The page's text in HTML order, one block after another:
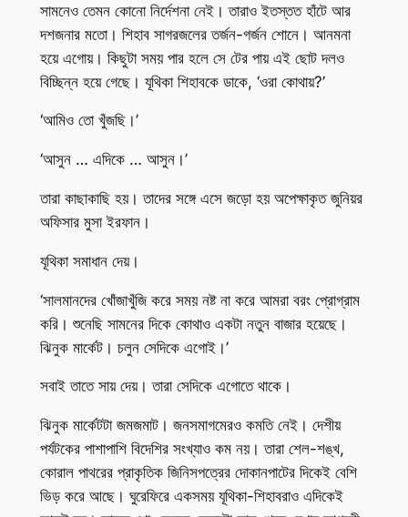
সামনেও তেমন কোনো নির্দেশনা নেই। তারাও ইতস্তত হাঁটে আর
দশজনার মতো। শিহাব সাগরজলের তর্জন-গর্জন শোনে। আনমনা
হয়ে এগোয়। কিছুটা সময় পার হলে সে টের পায় এই ছোট দলও
বিচ্ছিন্ন হয়ে গেছে। যূথিকা শিহাবকে ডাকে, ‘ওরা কোথায়?’
‘আমিও তো খুঁজছি।’
‘আসুন … এদিকে … আসুন।’
তারা কাছাকাছি হয়। তাদের সঙ্গে এসে জড়ো হয় অপেক্ষাকৃত জুনিয়র
অফিসার মুসা ইরফান।
যূথিকা সমাধান দেয়।
‘সালমানদের খোঁজাখুঁজি করে সময় নষ্ট না করে আমরা বরং প্রোগ্রাম
করি। শুনেছি সামনের দিকে কোথাও একটা নতুন বাজার হয়েছে।
ঝিনুক মার্কেট। চলুন সেদিকে এগোই।’
সবাই তাতে সায় দেয়। তারা সেদিকে এগোতে থাকে।
ঝিনুক মার্কেটটা জমজমাট। জনসমাগমেরও কমতি নেই। দেশীয়
পর্যটকের পাশাপাশি বিদেশির সংখ্যাও কম নয়। তারা শেল-শঙ্খ,
কোরাল পাথরের প্রাকৃতিক জিনিসপত্রের দোকানপাটের দিকেই বেশি
ভিড় করে আছে। ঘুরেফিরে একসময় যূথিকা-শিহাবরাও এদিকেই